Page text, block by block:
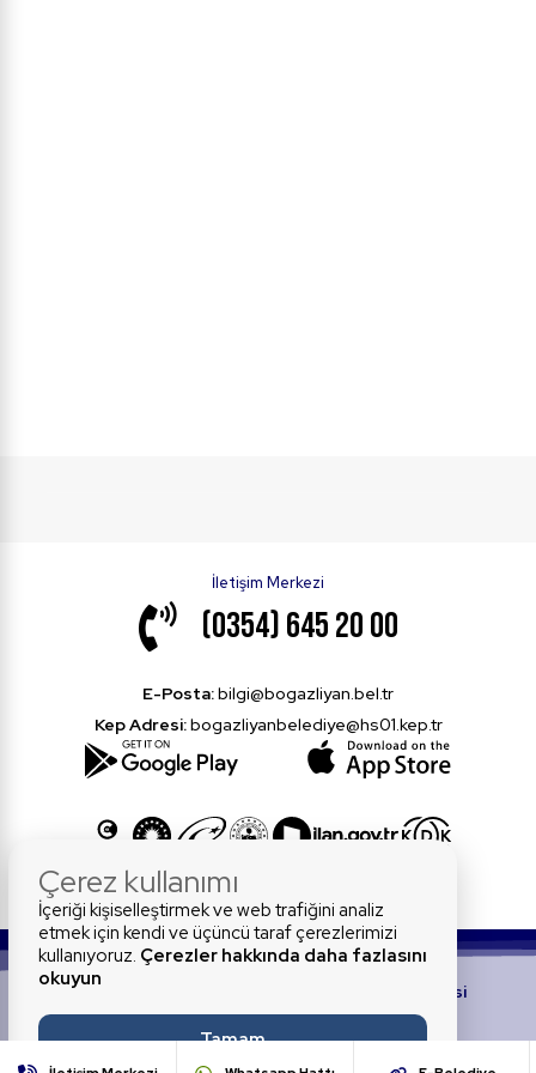
İletişim Merkezi
(0354) 645 20 00
E-Posta:bilgi@bogazliyan.bel.tr
Kep Adresi:bogazliyanbelediye@hs01.kep.tr
© 2026 Tüm Hakları Saklıdır. Boğazlıyan Belediyesi
Çerez kullanımı
İçeriği kişiselleştirmek ve web trafiğini analiz
etmek için kendi ve üçüncü taraf çerezlerimizi
kullanıyoruz. Çerezler hakkında daha fazlasını
okuyun
Tamam